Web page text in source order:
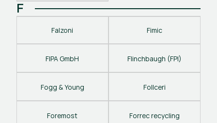
F
Falzoni Fimic
FIPA GmbH Flinchbaugh (FPI)
Fogg & Young Follceri
Foremost Forrec recycling